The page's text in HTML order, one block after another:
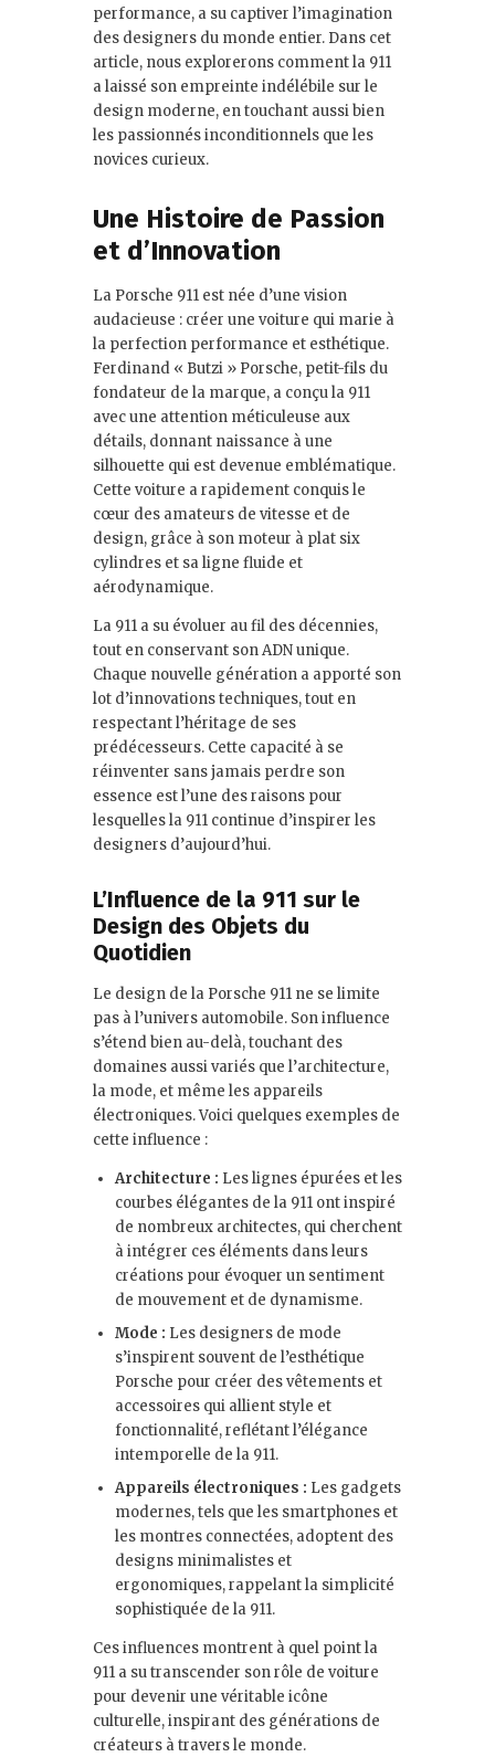
performance, a su captiver l’imagination
des designers du monde entier. Dans cet
article, nous explorerons comment la 911
a laissé son empreinte indélébile sur le
design moderne, en touchant aussi bien
les passionnés inconditionnels que les
novices curieux.
Une Histoire de Passion
et d’Innovation
La Porsche 911 est née d’une vision
audacieuse : créer une voiture qui marie à
la perfection performance et esthétique.
Ferdinand « Butzi » Porsche, petit-fils du
fondateur de la marque, a conçu la 911
avec une attention méticuleuse aux
détails, donnant naissance à une
silhouette qui est devenue emblématique.
Cette voiture a rapidement conquis le
cœur des amateurs de vitesse et de
design, grâce à son moteur à plat six
cylindres et sa ligne fluide et
aérodynamique.
La 911 a su évoluer au fil des décennies,
tout en conservant son ADN unique.
Chaque nouvelle génération a apporté son
lot d’innovations techniques, tout en
respectant l’héritage de ses
prédécesseurs. Cette capacité à se
réinventer sans jamais perdre son
essence est l’une des raisons pour
lesquelles la 911 continue d’inspirer les
designers d’aujourd’hui.
L’Influence de la 911 sur le
Design des Objets du
Quotidien
Le design de la Porsche 911 ne se limite
pas à l’univers automobile. Son influence
s’étend bien au-delà, touchant des
domaines aussi variés que l’architecture,
la mode, et même les appareils
électroniques. Voici quelques exemples de
cette influence :
Architecture : Les lignes épurées et les
courbes élégantes de la 911 ont inspiré
de nombreux architectes, qui cherchent
à intégrer ces éléments dans leurs
créations pour évoquer un sentiment
de mouvement et de dynamisme.
Mode : Les designers de mode
s’inspirent souvent de l’esthétique
Porsche pour créer des vêtements et
accessoires qui allient style et
fonctionnalité, reflétant l’élégance
intemporelle de la 911.
Appareils électroniques : Les gadgets
modernes, tels que les smartphones et
les montres connectées, adoptent des
designs minimalistes et
ergonomiques, rappelant la simplicité
sophistiquée de la 911.
Ces influences montrent à quel point la
911 a su transcender son rôle de voiture
pour devenir une véritable icône
culturelle, inspirant des générations de
créateurs à travers le monde.